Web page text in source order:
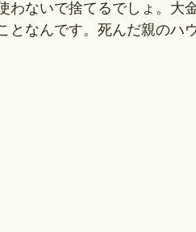
わないで捨てるでしょ。大
となんです。死んだ親のハ